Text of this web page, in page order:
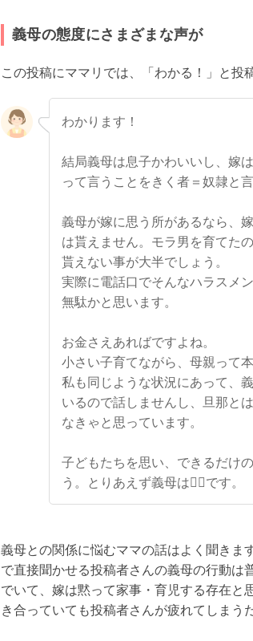
義母の態度にさまざまな声が
この投稿にママリでは、「わかる！」と投
わかります！
結局義母は息子かわいいし、嫁
って言うことをきく者＝奴隷と
義母が嫁に思う所があるなら、
は貰えません。モラ男を育てた
貰えない事が大半でしょう。
実際に電話口でそんなハラスメ
無駄かと思います。
お金さえあればですよね。
小さい子育てながら、母親って
私も同じような状況にあって、
いるので話しませんし、旦那と
なきゃと思っています。
子どもたちを思い、できるだけ
う。とりあえず義母は🙅‍♀️です。
義母との関係に悩むママの話はよく聞き
で直接聞かせる投稿者さんの義母の行動は
でいて、嫁は黙って家事・育児する存在と
き合っていても投稿者さんが疲れてしまう